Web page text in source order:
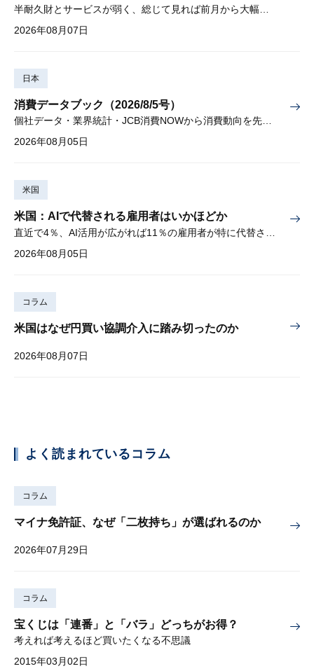
2026年08月07日
日本
消費データブック（2026/8/5号）
個社データ・業界統計・JCB消費NOWから消費動向を先取り
2026年08月05日
米国
米国：AIで代替される雇用者はいかほどか
2026年08月05日
コラム
米国はなぜ円買い協調介入に踏み切ったのか
2026年08月07日
よく読まれているコラム
コラム
マイナ免許証、なぜ「二枚持ち」が選ばれるのか
2026年07月29日
コラム
宝くじは「連番」と「バラ」どっちがお得？
考えれば考えるほど買いたくなる不思議
2015年03月02日